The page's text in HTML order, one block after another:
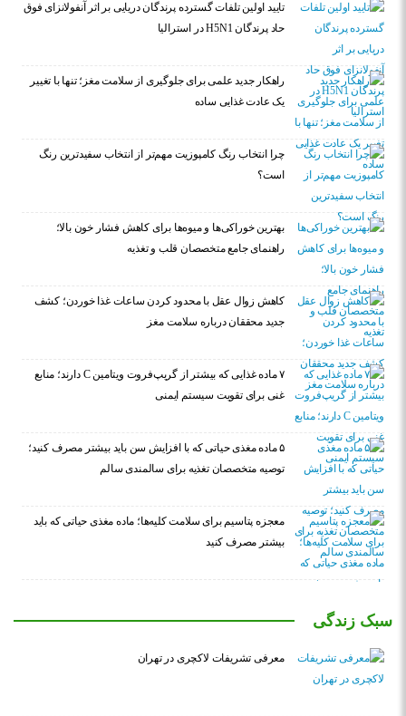
تایید اولین تلفات گسترده پرندگان دریایی بر اثر آنفولانزای فوق
حاد پرندگان H5N1 در استرالیا
راهکار جدید علمی برای جلوگیری از سلامت مغز؛ تنها با تغییر
یک عادت غذایی ساده
چرا انتخاب رنگ کامپوزیت مهم‌تر از انتخاب سفیدترین رنگ
است؟
بهترین خوراکی‌ها و میوه‌ها برای کاهش فشار خون بالا؛
راهنمای جامع متخصصان قلب و تغذیه
کاهش زوال عقل با محدود کردن ساعات غذا خوردن؛ کشف
جدید محققان درباره سلامت مغز
۷ ماده غذایی که بیشتر از گریپ‌فروت ویتامین C دارند؛ منابع
غنی برای تقویت سیستم ایمنی
۵ ماده مغذی حیاتی که با افزایش سن باید بیشتر مصرف کنید؛
توصیه متخصصان تغذیه برای سالمندی سالم
معجزه پتاسیم برای سلامت کلیه‌ها؛ ماده مغذی حیاتی که باید
بیشتر مصرف کنید
سبک زندگی
معرفی تشریفات لاکچری در تهران